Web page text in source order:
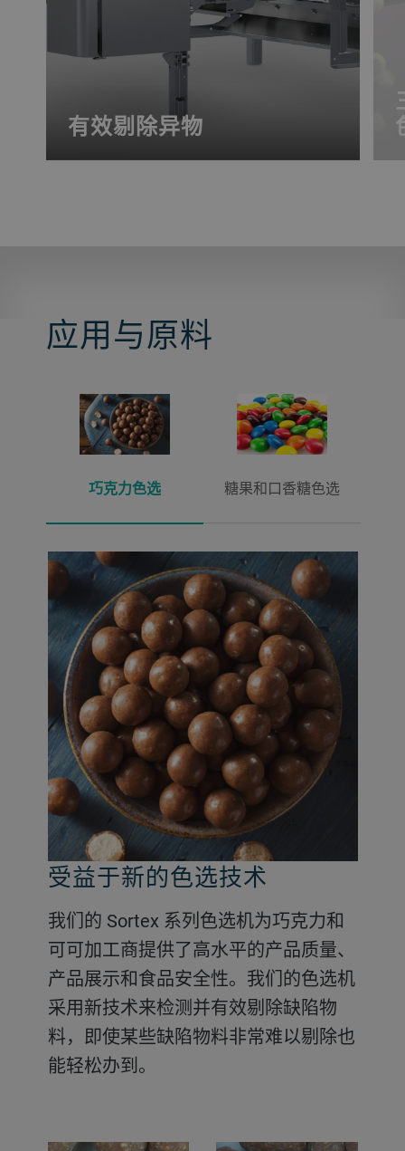
有效剔除异物
应用与原料
巧克力色选 糖果和口香糖色选
受益于新的色选技术
我们的 Sortex 系列色选机为巧克力和
可可加工商提供了高水平的产品质量、
产品展示和食品安全性。我们的色选机
采用新技术来检测并有效剔除缺陷物
料，即使某些缺陷物料非常难以剔除也
能轻松办到。
尽可能提高质量和产量
使用我们的 Sortex 糖果和口香糖色选
机剔除奇形怪状的物料、颜色缺陷物料
和包装碎片。该款色选机可提供高水平
的产品质量、产品展示和食品安全性
—— 有助于实现稳定生产并尽可能提高
产量。